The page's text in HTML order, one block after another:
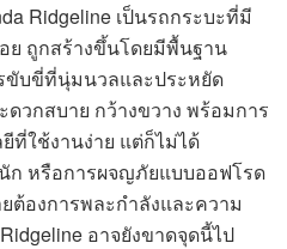
Ridgeline เป็นรถกระบะที่มี
ย ถูกสร้างขึ้นโดยมีพื้นฐาน
ขับขี่ที่นุ่มนวลและประหยัด
วกสบาย กว้างขวาง พร้อมการ
ที่ใช้งานง่าย แต่ก็ไม่ได้
ก หรือการผจญภัยแบบออฟโรด
ต้องการพละกำลังและความ
อาจยังขาดจุดนี้ไป